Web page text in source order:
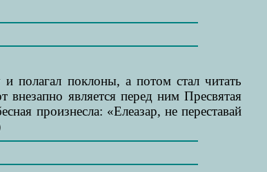
полагал поклоны, а потом стал читать
является перед ним Пресвятая
произнесла: «Елеазар, не переставай